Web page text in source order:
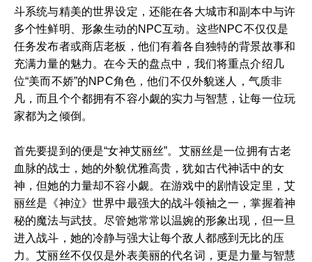
斗系统与精美的世界设定，还能在各大城市和副本中与许
多个性鲜明、形象生动的NPC互动。这些NPC不仅仅是
任务发布者或商店老板，他们有着各自独特的背景故事和
充满力量的魅力。在今天的盘点中，我们将重点介绍几
位“美而不娇”的NPC角色，他们不仅外貌迷人，气质非
凡，而且个个都拥有不容小觑的实力与智慧，让每一位玩
家都为之倾倒。
首先要提到的便是“女神艾丽丝”。艾丽丝是一位拥有古老
血脉的战士，她的外貌优雅高贵，犹如古代神话中的女
神，但她的力量却不容小觑。在游戏中的剧情设定里，艾
丽丝是《神泣》世界中最强大的战斗领袖之一，掌握着神
秘的魔法与武技。尽管她常常以温婉的形象出现，但一旦
进入战斗，她的冷静与强大让每个敌人都感到无比的压
力。艾丽丝不仅仅是外表美丽的代名词，更是力量与智慧